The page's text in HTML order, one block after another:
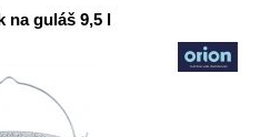
na guláš 9,5 l